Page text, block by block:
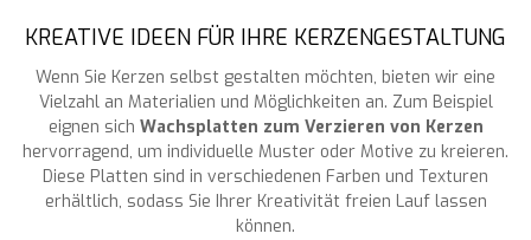
KREATIVE IDEEN FÜR IHRE KERZENGESTALTUNG
Wenn Sie Kerzen selbst gestalten möchten, bieten wir eine
Vielzahl an Materialien und Möglichkeiten an. Zum Beispiel
eignen sich Wachsplatten zum Verzieren von Kerzen
hervorragend, um individuelle Muster oder Motive zu kreieren.
Diese Platten sind in verschiedenen Farben und Texturen
erhältlich, sodass Sie Ihrer Kreativität freien Lauf lassen
können.